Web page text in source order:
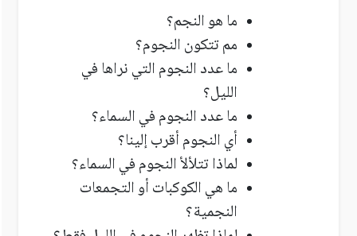
ما هو النجم؟
مم تتكون النجوم؟
ما عدد النجوم التي نراها في
الليل؟
ما عدد النجوم في السماء؟
أي النجوم أقرب إلينا؟
لماذا تتلألأ النجوم في السماء؟
ما هي الكوكبات أو التجمعات
النجمية؟